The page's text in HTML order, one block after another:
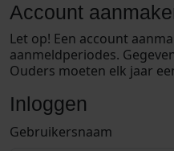
Account
Let op! Een account
aanmeldperiodes.
Ouders moeten elk jaar
Inloggen
Gebruikersnaam